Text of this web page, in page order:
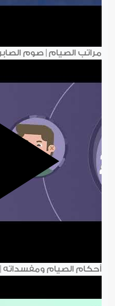
مراتب الصيام | صوم
أحكام الصيام ومفسداته